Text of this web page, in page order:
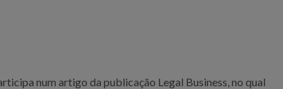
num artigo da publicação Legal Business, no qual